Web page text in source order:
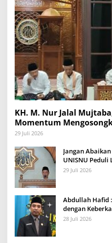
KH. M. Nur Jalal
Momentum
dan Mengisinya dengan
29 Juli 2026
Jangan
UNISNU Peduli
29 Juli 2026
Abdullah Hafid
dengan
28 Juli 2026